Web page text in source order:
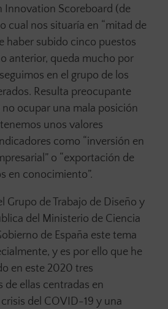
Innovation Scoreboard (de
cual nos situaría en “mitad de
haber subido cinco puestos
anterior, queda mucho por
en el grupo de los
Resulta preocupante
no ocupar una mala posición
unos valores
como “inversión en
o “exportación de
en conocimiento”.
Grupo de Trabajo de Diseño y
del Ministerio de Ciencia
de España este tema
y es por ello que he
en este 2020 tres
de ellas centradas en
del COVID-19 y una